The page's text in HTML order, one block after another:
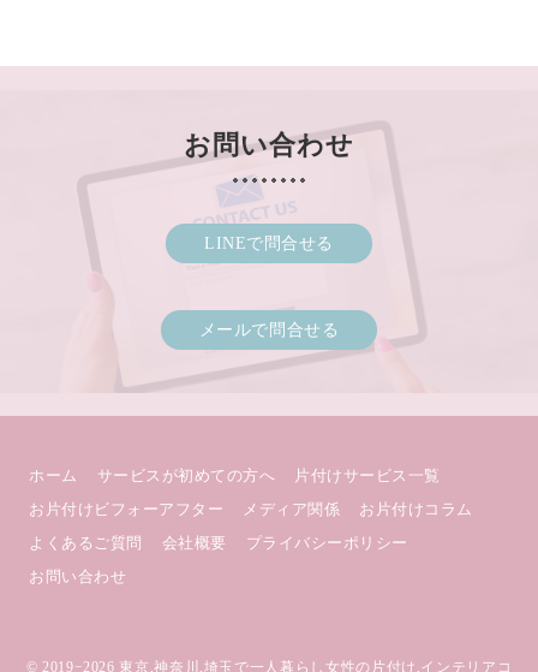
お問い合わせ
LINEで問合せる
メールで問合せる
ホーム サービスが初めての方へ
片付けサービス一覧
お片付けビフォーアフター
メディア関係
お片付けコラム
よくあるご質問
会社概要
プライバシーポリシー
お問い合わせ
© 2019−2026 東京,神奈川,埼玉で一人暮らし女性の片付け,インテリアコ